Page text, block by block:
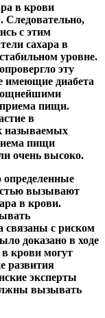
в крови
Следовательно,
с этим
сахара в
уровне.
эту
имеющие диабета
приема пищи.
в
называемых
пищи
очень высоко.
определенные
вызывают
в крови.
связаны с риском
доказано в ходе
в крови могут
развития
эксперты
вызывать